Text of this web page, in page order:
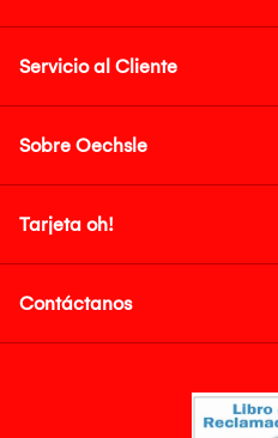
Servicio al Cliente
Sobre Oechsle
Tarjeta oh!
Contáctanos